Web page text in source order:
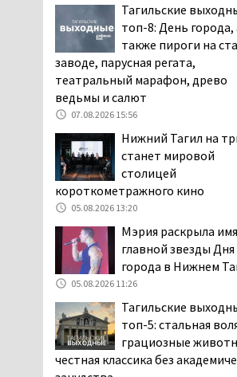
обвинения родителей, которые
заявили, что их дочь в палате
покусала бельевая вошь
06.08.2026 13:02
В Нижнем Тагиле на
дня запретят
06.08.2026 11:41
«Я уверен, это
вошь». Родители 10-
летней девочки
паразитов, которые искусали их
ребёнка в детской больнице
Нижнего Тагила
05.08.2026 17:59
Директора
предприятия по
производству
«Упырь» подорвали в
Тагильские
топ-8: День города,
также пироги на
заводе, парусная регата,
театральный марафон, древо
ведьмы и салют
07.08.2026 15:56
Нижний Тагил на
станет мировой
столицей
короткометражного кино
05.08.2026 13:20
Мэрия раскрыла имя
главной звезды Дня
города в Нижнем
05.08.2026 11:26
Тагильские
топ-5: стальная
грациозные
честная классика без